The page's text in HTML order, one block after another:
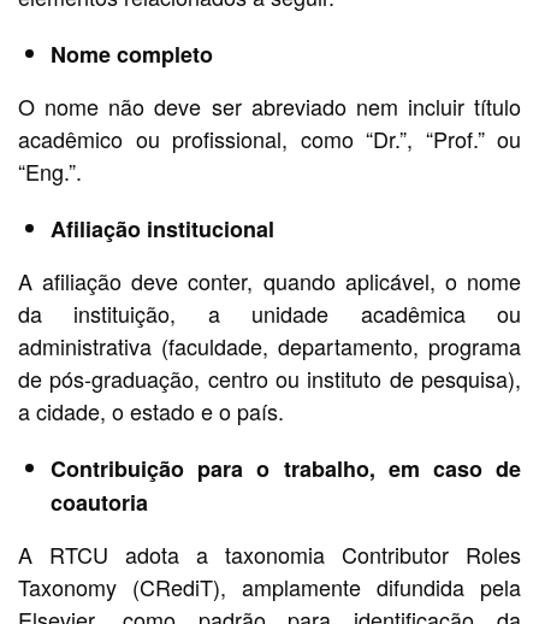
Nome completo
O nome não deve ser abreviado nem incluir título
acadêmico ou profissional, como “Dr.”, “Prof.” ou
“Eng.”.
Afiliação institucional
A afiliação deve conter, quando aplicável, o nome
da instituição, a unidade acadêmica ou
administrativa (faculdade, departamento, programa
de pós-graduação, centro ou instituto de pesquisa),
a cidade, o estado e o país.
Contribuição para o trabalho, em caso de
coautoria
A RTCU adota a taxonomia Contributor Roles
Taxonomy (CRediT), amplamente difundida pela